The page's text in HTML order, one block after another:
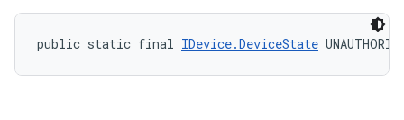
public static final IDevice.DeviceState